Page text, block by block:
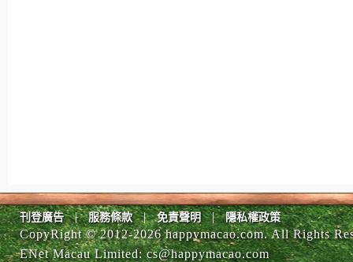
刊登廣告 | 服務條款 | 免責聲明 | 隱私權政策
CopyRight © 2012-2026 happymacao.com. All Rights
ENet Macau Limited:cs@happymacao.com